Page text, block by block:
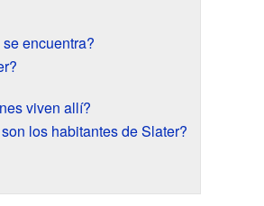
encuentra?
viven allí?
los habitantes de Slater?